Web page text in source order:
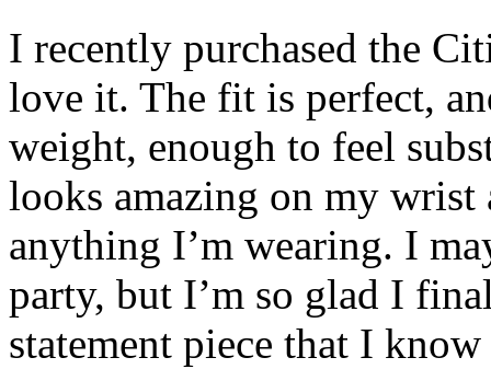
I recently purchased the
love it. The fit is perfect,
weight, enough to feel
looks amazing on my wrist
anything I’m wearing. I
party, but I’m so glad I
statement piece that I